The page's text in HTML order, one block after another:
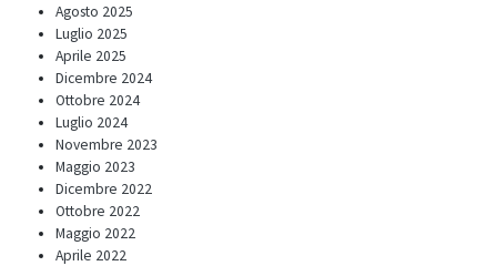
Agosto 2025
Luglio 2025
Aprile 2025
Dicembre 2024
Ottobre 2024
Luglio 2024
Novembre 2023
Maggio 2023
Dicembre 2022
Ottobre 2022
Maggio 2022
Aprile 2022